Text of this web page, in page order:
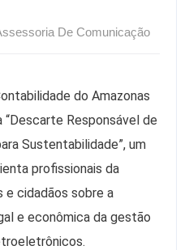
De Comunicação
do Amazonas
“Descarte Responsável de
Sustentabilidade”, um
profissionais da
cidadãos sobre a
e econômica da gestão